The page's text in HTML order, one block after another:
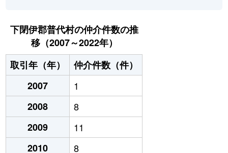
下閉伊郡普代村の仲介件数の推
移（2007～2022年）
取引年（年）
仲介件数（件）
2007
1
2008
8
2009
11
2010
8